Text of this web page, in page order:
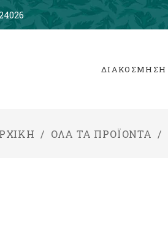
ΔΙΑΚΟΣΜΗΣΗ
/ ΌΛΑ ΤΑ ΠΡΟΪΌΝΤΑ /